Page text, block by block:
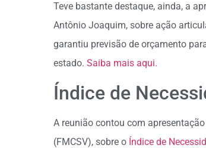
Teve bastante destaque, ainda, a
Antônio Joaquim, sobre ação
garantiu previsão de orçamento
estado. Saiba mais aqui.
Índice de
A reunião contou com
(FMCSV), sobre o Índice de